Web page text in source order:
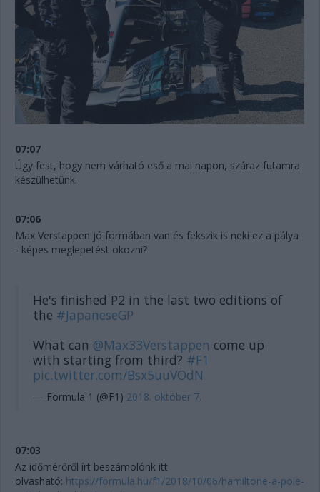
07:07
Úgy fest, hogy nem várható eső a mai napon, száraz futamra
készülhetünk.
07:06
Max Verstappen jó formában van és fekszik is neki ez a pálya
- képes meglepetést okozni?
He's finished P2 in the last two editions of
the #JapaneseGP
What can @Max33Verstappen come up
with starting from third? #F1
pic.twitter.com/Bsx5uuVOdN
— Formula 1 (@F1) 2018. október 7.
07:03
Az időmérőről írt beszámolónk itt
olvasható: https://formula.hu/f1/2018/10/06/hamiltone-a-pole-